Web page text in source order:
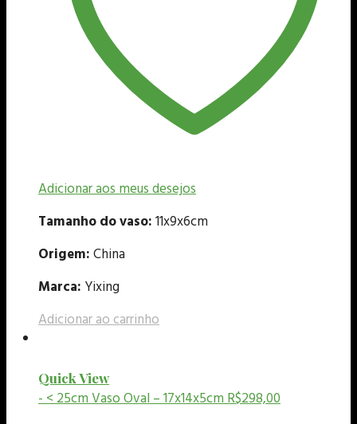
Adicionar aos meus desejos
Tamanho do vaso:11x9x6cm
Origem:China
Marca: Yixing
Adicionar ao carrinho
Quick View
- < 25cmVaso Oval – 17x14x5cmR$298,00